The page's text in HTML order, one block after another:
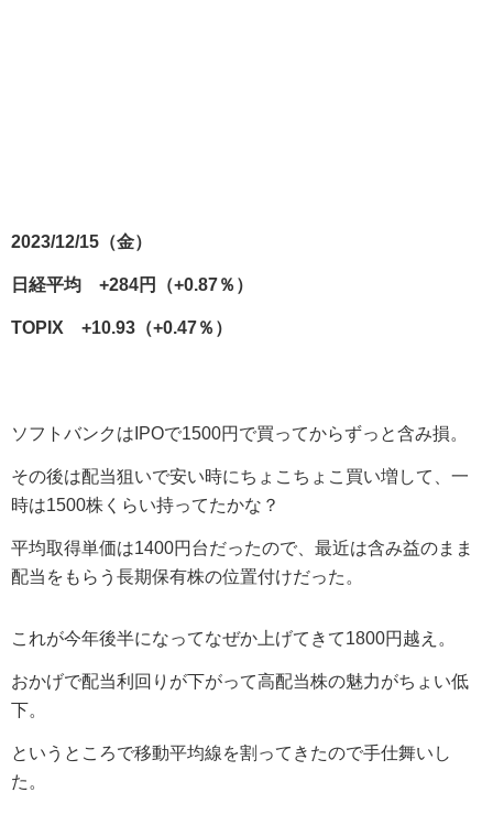
2023/12/15（金）
日経平均 +284円（+0.87％）
TOPIX +10.93（+0.47％）
ソフトバンクはIPOで1500円で買ってからずっと含み損。
その後は配当狙いで安い時にちょこちょこ買い増して、一
時は1500株くらい持ってたかな？
平均取得単価は1400円台だったので、最近は含み益のまま
配当をもらう長期保有株の位置付けだった。
これが今年後半になってなぜか上げてきて1800円越え。
おかげで配当利回りが下がって高配当株の魅力がちょい低
下。
というところで移動平均線を割ってきたので手仕舞いし
た。